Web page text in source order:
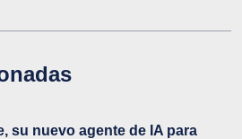
su nuevo agente de IA para